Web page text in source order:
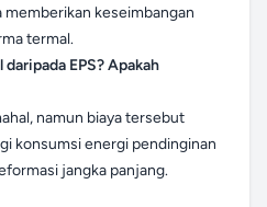
keseimbangan
termal.
EPS? Apakah
namun biaya tersebut
konsumsi energi pendinginan
jangka panjang.